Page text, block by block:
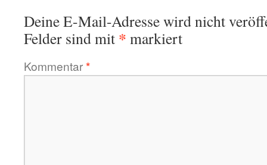
Deine E-Mail-Adresse wird nicht
Felder sind mit * markiert
Kommentar*